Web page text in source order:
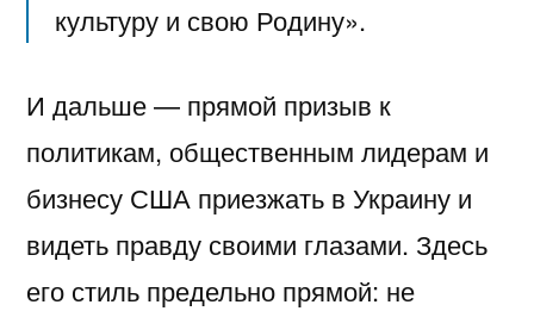
культуру и свою Родину».
И дальше — прямой призыв к
политикам, общественным лидерам и
бизнесу США приезжать в Украину и
видеть правду своими глазами. Здесь
его стиль предельно прямой: не